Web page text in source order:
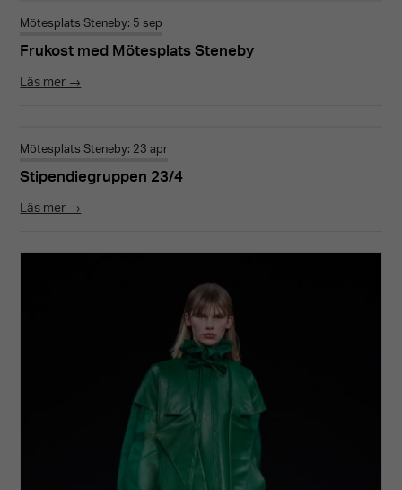
Mötesplats Steneby: 5 sep
Frukost med Mötesplats Steneby
Läs mer →
Mötesplats Steneby: 23 apr
Stipendiegruppen 23/4
Läs mer →